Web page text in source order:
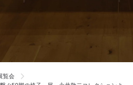
覧会